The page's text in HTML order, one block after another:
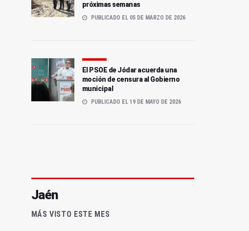
próximas semanas
PUBLICADO EL 05 DE MARZO DE 2026
El PSOE de Jódar acuerda una
moción de censura al Gobierno
municipal
PUBLICADO EL 19 DE MAYO DE 2026
Jaén
MÁS VISTO ESTE MES